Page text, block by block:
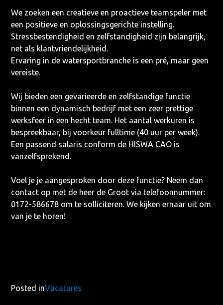
We zoeken een creatieve en proactieve teamspeler met
een positieve en oplossingsgerichte instelling.
Stressbestendigheid en zelfstandigheid zijn belangrijk,
net als klantvriendelijkheid.
Ervaring in de watersportbranche is een pré, maar geen
vereiste.
Wij bieden een gevarieerde en zelfstandige functie
binnen een dynamisch bedrijf met een zeer prettige
werksfeer in een hecht team. Het aantal werkuren is
bespreekbaar, bij voorkeur fulltime (40 uur per week).
Een passend salaris conform de HISWA CAO is
vanzelfsprekend.
Voel je je aangesproken door deze functie? Neem dan
contact op met de heer de Groot via telefoonnummer:
0172-586678 om te solliciteren. We kijken ernaar uit om
van je te horen!
Posted inVacatures